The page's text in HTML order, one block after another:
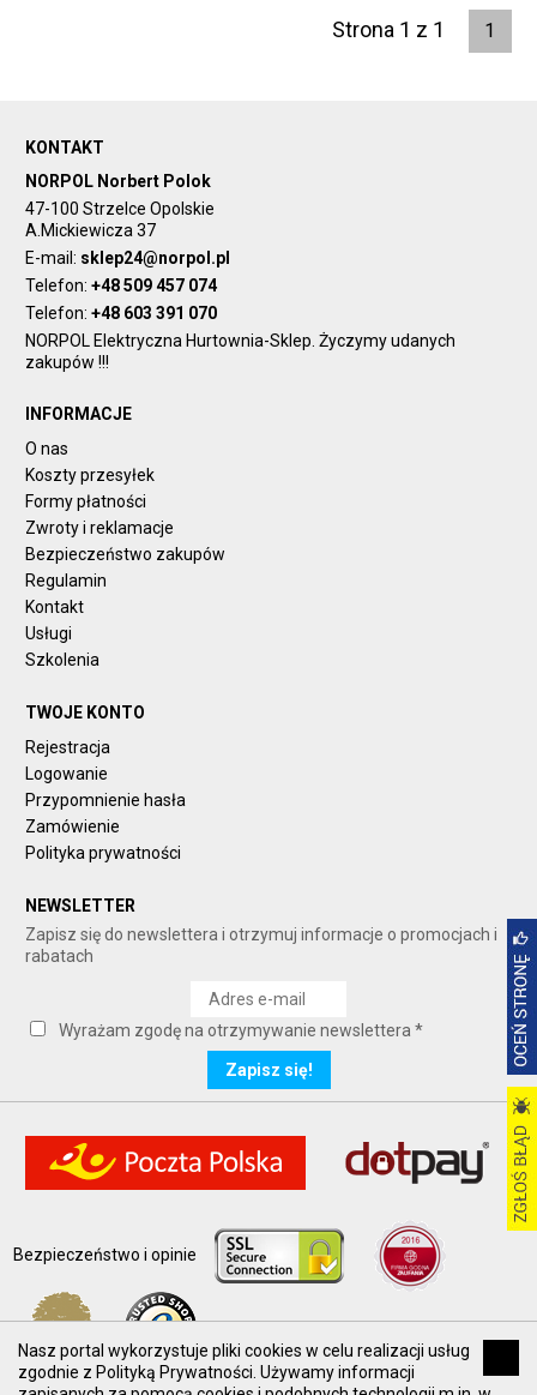
Strona 1 z 1 1
KONTAKT
NORPOL Norbert Polok
47-100 Strzelce Opolskie
A.Mickiewicza 37
E-mail: sklep24@norpol.pl
Telefon:+48 509 457 074
Telefon:+48 603 391 070
NORPOL Elektryczna Hurtownia-Sklep. Życzymy udanych
zakupów !!!
INFORMACJE
O nas
Koszty przesyłek
Formy płatności
Zwroty i reklamacje
Bezpieczeństwo zakupów
Regulamin
Kontakt
Usługi
Szkolenia
TWOJE KONTO
Rejestracja
Logowanie
Przypomnienie hasła
Zamówienie
Polityka prywatności
NEWSLETTER
Zapisz się do newslettera i otrzymuj informacje o promocjach i
rabatach
Wyrażam zgodę na otrzymywanie newslettera *
Bezpieczeństwo i opinie
Nasz portal wykorzystuje pliki cookies w celu realizacji usług
zgodnie z Polityką Prywatności. Używamy informacji